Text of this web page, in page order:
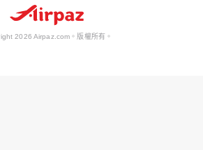
2026 Airpaz.com。版權所有。